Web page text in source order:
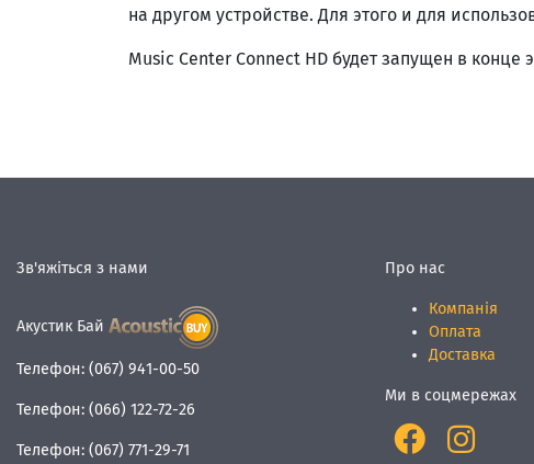
на другом устройстве. Для этого и для
Music Center Connect HD будет запущен в
Зв'яжіться з нами
Акустик Бай
Телефон: (067) 941-00-50
Телефон: (066) 122-72-26
Телефон: (067) 771-29-71
Про нас
Компанія
Оплата
Доставка
Ми в соцмережах